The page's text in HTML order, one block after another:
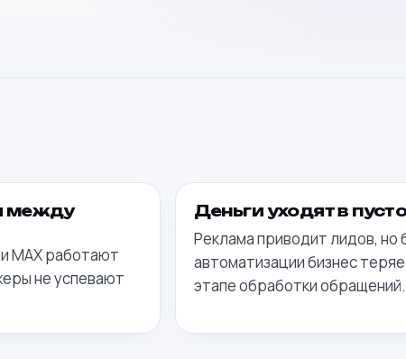
между
MAX работают
не успевают
Деньги уходят в
Реклама приводит лидов, но
автоматизации бизнес
этапе обработки обращений.